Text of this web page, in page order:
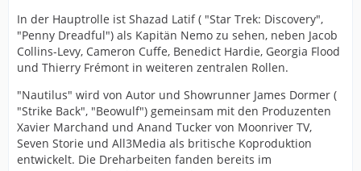
In der Hauptrolle ist Shazad Latif ( "Star Trek: Discovery",
"Penny Dreadful") als Kapitän Nemo zu sehen, neben Jacob
Collins-Levy, Cameron Cuffe, Benedict Hardie, Georgia Flood
und Thierry Frémont in weiteren zentralen Rollen.
"Nautilus" wird von Autor und Showrunner James Dormer (
"Strike Back", "Beowulf") gemeinsam mit den Produzenten
Xavier Marchand und Anand Tucker von Moonriver TV,
Seven Storie und All3Media als britische Koproduktion
entwickelt. Die Dreharbeiten fanden bereits im